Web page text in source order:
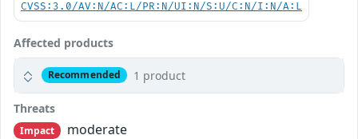
CVSS:3.0/AV:N/AC:L/PR:N/UI:N/S:U/C:N/I:N/A:L
Affected products
Recommended 1 product
Threats
Impact
moderate